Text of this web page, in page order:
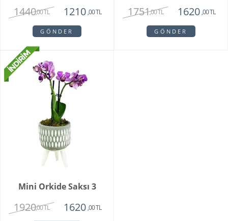
1440,00 TL 1210 ,00 TL
GÖNDER
1751,00 TL 1620 ,00 TL
GÖNDER
Mini Orkide Saksı 3
1920,00 TL 1620 ,00 TL